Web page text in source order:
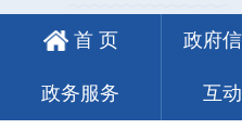
首 页 政府
政务服务 互